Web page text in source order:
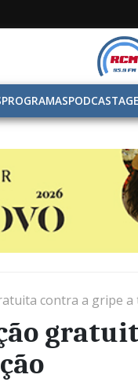
PROGRAMASPODCAST
contra a gripe